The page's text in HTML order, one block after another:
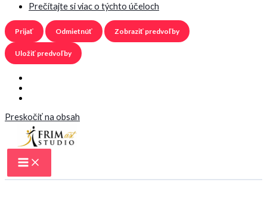
Prečítajte si viac o týchto účeloch
Prijať Odmietnúť Zobraziť predvoľby
Uložiť predvoľby
Preskočiť na obsah